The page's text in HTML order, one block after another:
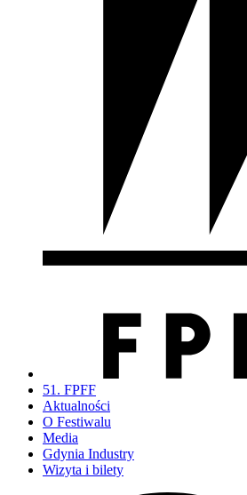
51. FPFF
Aktualności
O Festiwalu
Media
Gdynia Industry
Wizyta i bilety